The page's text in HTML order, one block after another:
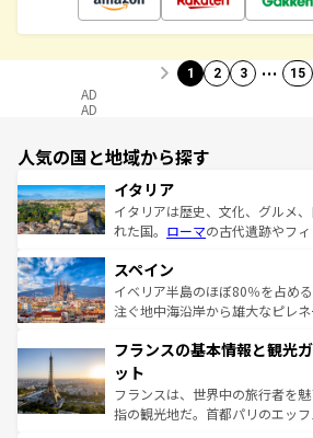
1 2 3 … 15
AD
AD
人気の国と地域から探す
イタリア
イタリアは歴史、文化、グルメ
れた国。 ローマの古代遺跡やフ
ろん、トスカーナの美しい田園風
景など、自然景観も見逃せない
ピザやパスタなど、絶品のイタ
ませてくれるイタリアで、忘れ
なお、新着のイタリア情報は
しい。
スペイン
イベリア半島のほぼ80％を占め
注ぐ地中海沿岸から雄大なピレ
文化が根付くこの国では、情熱
れる闘牛、そして美味しいタパス
る。首都マドリードの洗練され
アートに溢れた街角から、地方
フランスの基本情報と観光
ット
フランスは、世界中の旅行者を
指の観光地だ。首都パリのエッ